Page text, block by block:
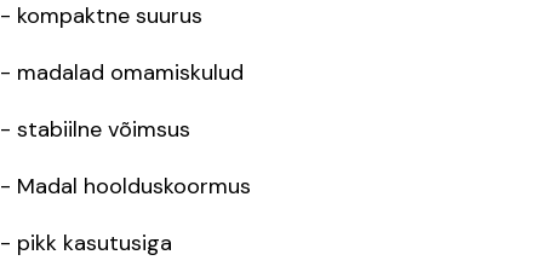
- kompaktne suurus
- madalad omamiskulud
- stabiilne võimsus
- Madal hoolduskoormus
- pikk kasutusiga